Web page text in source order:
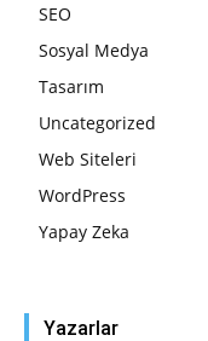
SEO
Sosyal Medya
Tasarım
Uncategorized
Web Siteleri
WordPress
Yapay Zeka
Yazarlar